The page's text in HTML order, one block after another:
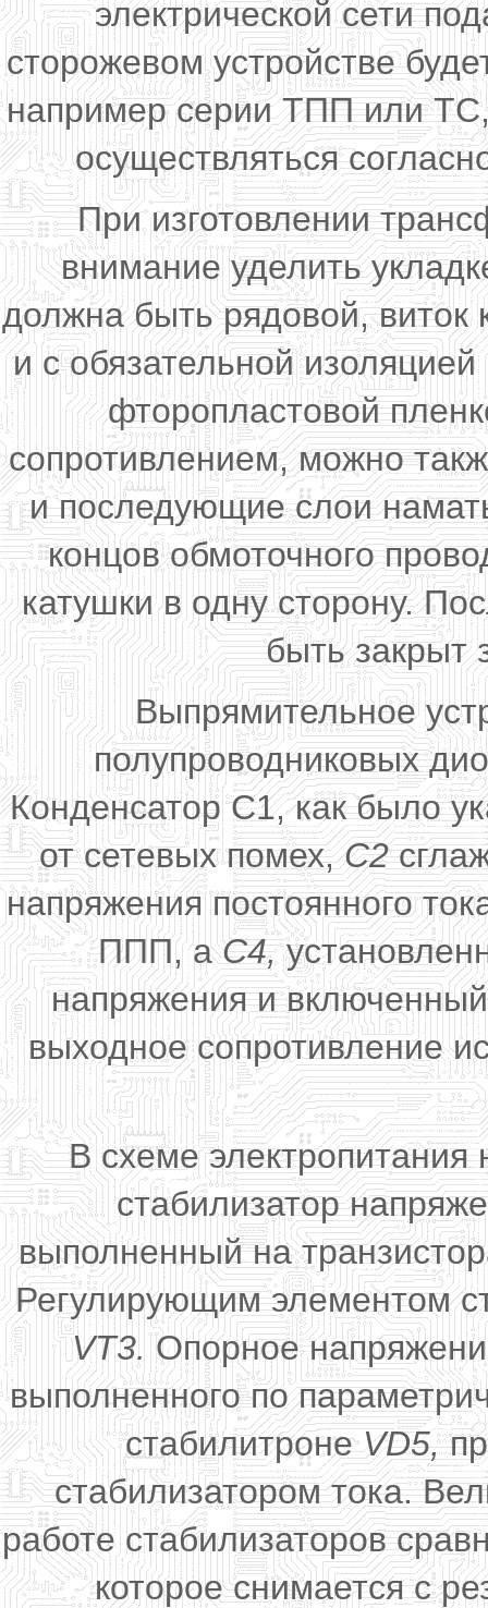
электрической сети
сторожевом устройстве
например серии ТПП или
осуществляться
При изготовлении
внимание уделить
должна быть рядовой, виток
и с обязательной
фторопластовой
сопротивлением, можно
и последующие слои
концов обмоточного
катушки в одну сторону.
быть закрыт
Выпрямительное
полупроводниковых
Конденсатор С1, как было
от сетевых помех,С2
напряжения постоянного
ППП, аС4,
напряжения и
выходное сопротивление
В схеме
стабилизатор
выполненный на
Регулирующим элементом
VT3.Опорное
выполненного по
стабилитронеVD5,
стабилизатором тока.
работе стабилизаторов
которое снимается с